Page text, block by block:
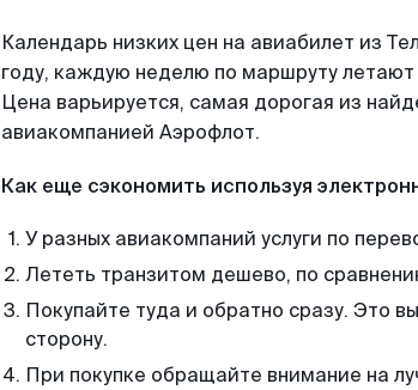
Календарь низких цен на авиабилет из
году, каждую неделю по маршруту
Цена варьируется, самая дорогая из
авиакомпанией Аэрофлот.
Как еще сэкономить используя
У разных авиакомпаний услуги по
Лететь транзитом дешево, по
Покупайте туда и обратно сразу. Это
сторону.
При покупке обращайте внимание на